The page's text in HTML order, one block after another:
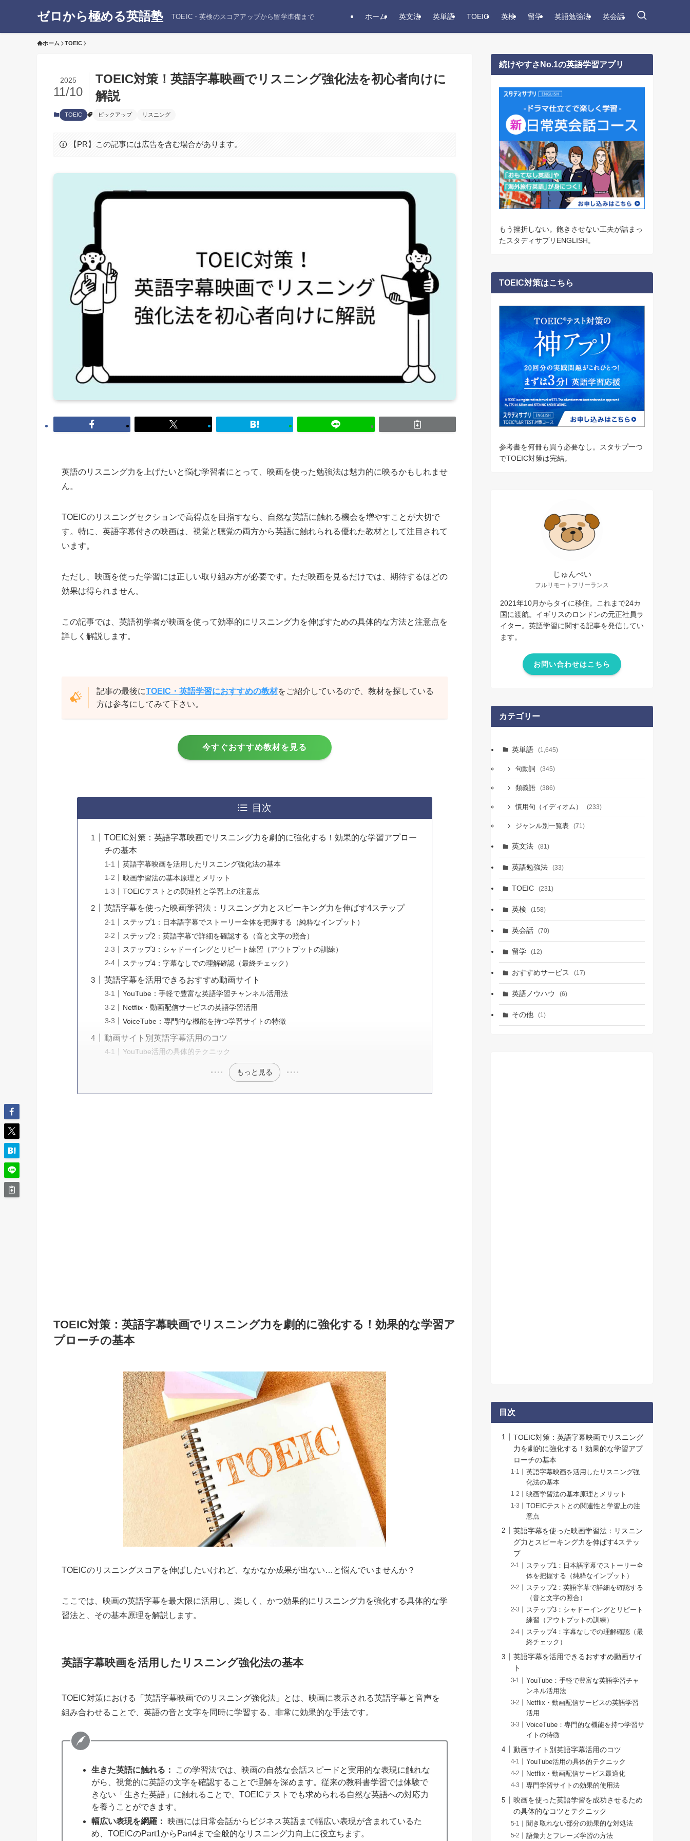
ゼロから極める英語塾 TOEIC・英検のスコアアップから留学準備まで ホーム 英文法 英単語 TOEIC 英検 留学 英語勉強法 英会話
ホーム TOEIC
TOEIC対策！英語字幕映画でリスニング強化法を初心者向けに
解説
2025
11/10
TOEIC ピックアップ リスニング
【PR】この記事には広告を含む場合があります。
英語のリスニング力を上げたいと悩む学習者にとって、映画を使った勉強法は魅力的に映るかもしれませ
ん。
TOEICのリスニングセクションで高得点を目指すなら、自然な英語に触れる機会を増やすことが大切で
す。特に、英語字幕付きの映画は、視覚と聴覚の両方から英語に触れられる優れた教材として注目されて
います。
ただし、映画を使った学習には正しい取り組み方が必要です。ただ映画を見るだけでは、期待するほどの
効果は得られません。
この記事では、英語初学者が映画を使って効率的にリスニング力を伸ばすための具体的な方法と注意点を
詳しく解説します。
記事の最後にTOEIC・英語学習におすすめの教材をご紹介しているので、教材を探している
方は参考にしてみて下さい。
今すぐおすすめ教材を見る
目次
TOEIC対策：英語字幕映画でリスニング力を劇的に強化する！効果的な学習アプロー
チの基本
英語字幕映画を活用したリスニング強化法の基本
映画学習法の基本原理とメリット
TOEICテストとの関連性と学習上の注意点
英語字幕を使った映画学習法：リスニング力とスピーキング力を伸ばす4ステップ
ステップ1：日本語字幕でストーリー全体を把握する（純粋なインプット）
ステップ2：英語字幕で詳細を確認する（音と文字の照合）
ステップ3：シャドーイングとリピート練習（アウトプットの訓練）
ステップ4：字幕なしでの理解確認（最終チェック）
英語字幕を活用できるおすすめ動画サイト
YouTube：手軽で豊富な英語学習チャンネル活用法
Netflix・動画配信サービスの英語学習活用
VoiceTube：専門的な機能を持つ学習サイトの特徴
動画サイト別英語字幕活用のコツ
YouTube活用の具体的テクニック
もっと見る
TOEIC対策：英語字幕映画でリスニング力を劇的に強化する！効果的な学習ア
プローチの基本
TOEICのリスニングスコアを伸ばしたいけれど、なかなか成果が出ない…と悩んでいませんか？
ここでは、映画の英語字幕を最大限に活用し、楽しく、かつ効果的にリスニング力を強化する具体的な学
習法と、その基本原理を解説します。
英語字幕映画を活用したリスニング強化法の基本
TOEIC対策における「英語字幕映画でのリスニング強化法」とは、映画に表示される英語字幕と音声を
組み合わせることで、英語の音と文字を同時に学習する、非常に効果的な手法です。
生きた英語に触れる：
この学習法では、映画の自然な会話スピードと実用的な表現に触れな
がら、視覚的に英語の文字を確認することで理解を深めます。従来の教科書学習では体験で
きない「生きた英語」に触れることで、TOEICテストでも求められる自然な英語への対応力
を養うことができます。
幅広い表現を網羅：
映画には日常会話からビジネス英語まで幅広い表現が含まれているた
め、TOEICのPart1からPart4まで全般的なリスニング力向上に役立ちます。
続けやすさNo.1の英語学習アプリ
もう挫折しない。飽きさせない工夫が詰まっ
たスタディサプリENGLISH。
TOEIC対策はこちら
参考書を何冊も買う必要なし。スタサプ一つ
でTOEIC対策は完結。
じゅんぺい
フルリモートフリーランス
2021年10月からタイに移住。これまで24カ
国に渡航。イギリスのロンドンの元正社員ラ
イター。英語学習に関する記事を発信してい
ます。
お問い合わせはこちら
カテゴリー
英単語 (1,645)
句動詞 (345)
類義語 (386)
慣用句（イディオム） (233)
ジャンル別一覧表 (71)
英文法 (81)
英語勉強法 (33)
TOEIC (231)
英検 (158)
英会話 (70)
留学 (12)
おすすめサービス (17)
英語ノウハウ (6)
その他 (1)
目次
TOEIC対策：英語字幕映画でリスニング
力を劇的に強化する！効果的な学習アプ
ローチの基本
英語字幕映画を活用したリスニング強
化法の基本
映画学習法の基本原理とメリット
TOEICテストとの関連性と学習上の注
意点
英語字幕を使った映画学習法：リスニン
グ力とスピーキング力を伸ばす4ステッ
プ
ステップ1：日本語字幕でストーリー全
体を把握する（純粋なインプット）
ステップ2：英語字幕で詳細を確認する
（音と文字の照合）
ステップ3：シャドーイングとリピート
練習（アウトプットの訓練）
ステップ4：字幕なしでの理解確認（最
終チェック）
英語字幕を活用できるおすすめ動画サイ
ト
YouTube：手軽で豊富な英語学習チャ
ンネル活用法
Netflix・動画配信サービスの英語学習
活用
VoiceTube：専門的な機能を持つ学習サ
イトの特徴
動画サイト別英語字幕活用のコツ
YouTube活用の具体的テクニック
Netflix・動画配信サービス最適化
専門学習サイトの効果的使用法
映画を使った英語学習を成功させるため
の具体的なコツとテクニック
聞き取れない部分の効果的な対処法
語彙力とフレーズ学習の方法